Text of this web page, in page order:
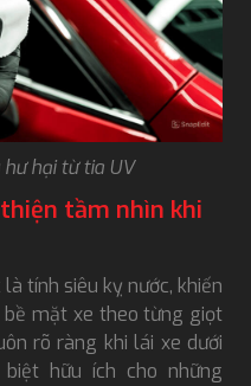
hại từ tia UV
tầm nhìn khi
tính siêu kỵ nước, khiến
mặt xe theo từng giọt
rõ ràng khi lái xe dưới
hữu ích cho những